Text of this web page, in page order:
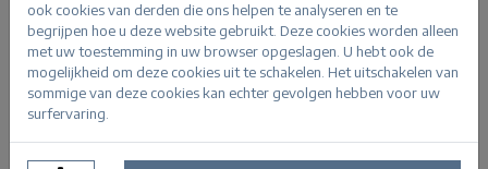
ook cookies van derden die ons helpen te analyseren en te
begrijpen hoe u deze website gebruikt. Deze cookies worden alleen
met uw toestemming in uw browser opgeslagen. U hebt ook de
mogelijkheid om deze cookies uit te schakelen. Het uitschakelen van
sommige van deze cookies kan echter gevolgen hebben voor uw
surfervaring.